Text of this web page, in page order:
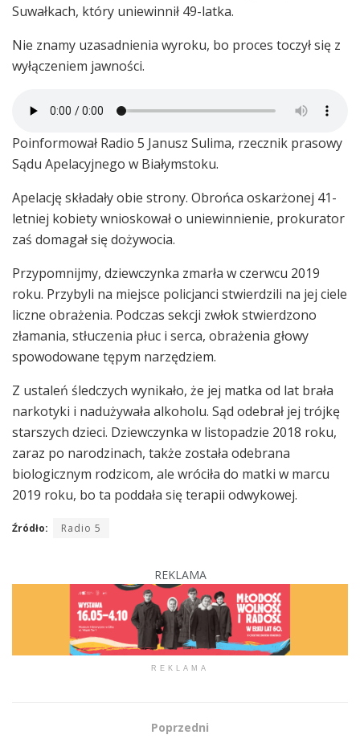
Suwałkach, który uniewinnił 49-latka.
Nie znamy uzasadnienia wyroku, bo proces toczył się z
wyłączeniem jawności.
Poinformował Radio 5 Janusz Sulima, rzecznik prasowy
Sądu Apelacyjnego w Białymstoku.
Apelację składały obie strony. Obrońca oskarżonej 41-
letniej kobiety wnioskował o uniewinnienie, prokurator
zaś domagał się dożywocia.
Przypomnijmy, dziewczynka zmarła w czerwcu 2019
roku. Przybyli na miejsce policjanci stwierdzili na jej ciele
liczne obrażenia. Podczas sekcji zwłok stwierdzono
złamania, stłuczenia płuc i serca, obrażenia głowy
spowodowane tępym narzędziem.
Z ustaleń śledczych wynikało, że jej matka od lat brała
narkotyki i nadużywała alkoholu. Sąd odebrał jej trójkę
starszych dzieci. Dziewczynka w listopadzie 2018 roku,
zaraz po narodzinach, także została odebrana
biologicznym rodzicom, ale wróciła do matki w marcu
2019 roku, bo ta poddała się terapii odwykowej.
Źródło: Radio 5
REKLAMA
REKLAMA
Poprzedni